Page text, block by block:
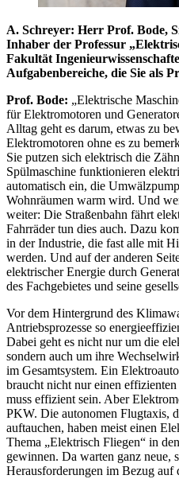
A. Schreyer: Herr Prof. Bode,
Inhaber der Professur
Fakultät
Aufgabenbereiche, die Sie als
Prof. Bode: „Elektrische
für Elektromotoren und
Alltag geht es darum, etwas zu
Elektromotoren ohne es zu
Sie putzen sich elektrisch die
Spülmaschine funktionieren
automatisch ein, die
Wohnräumen warm wird. Und
weiter: Die Straßenbahn fährt
Fahrräder tun dies auch. Dazu
in der Industrie, die fast alle mit
werden. Und auf der anderen
elektrischer Energie durch
des Fachgebietes und seine
Vor dem Hintergrund des
Antriebsprozesse so
Dabei geht es nicht nur um die
sondern auch um ihre
im Gesamtsystem. Ein
braucht nicht nur einen
muss effizient sein. Aber
PKW. Die autonomen Flugtaxis,
auftauchen, haben meist einen
Thema „Elektrisch Fliegen“ in
gewinnen. Da warten ganz neue,
Herausforderungen im Bezug auf